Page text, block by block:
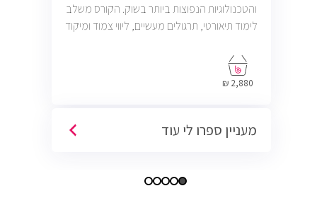
והטכנולוגיות הנפוצות ביותר בשוק. הקורס משלב
לימוד תיאורטי, תרגולים מעשיים, ליווי צמוד ומיקוד
2,880 ₪
מעניין ספרו לי עוד